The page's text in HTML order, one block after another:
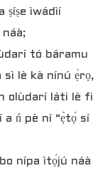
ṣíṣe ìwádìí
tó báramu
lè kà nínú ẹ̀rọ,
olùdarí láti lè fi
ń pè ní “ẹ̀tọ́ sí
nípa ìtọ́jú náà